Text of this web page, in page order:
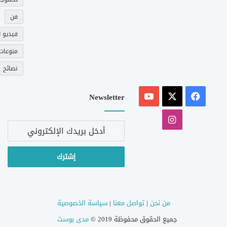
فن
فيديو
نصائح
فيسبوك
‫YouTube
انستقرام
Newsletter
أدخل
الإلكتروني
من نحن |تواصل معنا |سياسة الخصوصية
جميع الحقوق محفوظة 2019 ©
مدى بوست